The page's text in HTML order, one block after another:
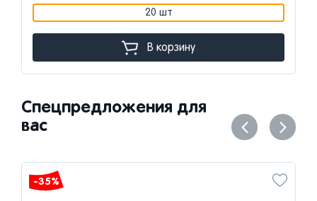
20 шт
В корзину
Спецпредложения для
вас
-35%